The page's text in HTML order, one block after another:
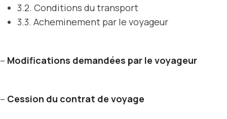
3.2. Conditions du transport
3.3. Acheminement par le voyageur
Modifications demandées par le voyageur
Cession du contrat de voyage